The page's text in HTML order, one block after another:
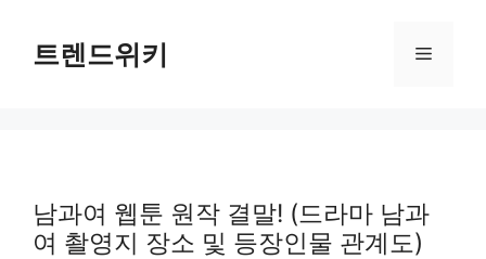
트렌드위키 메
남과여 웹툰 원작 결말! (드라마 남과
여 촬영지 장소 및 등장인물 관계도)